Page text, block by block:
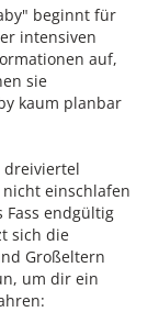
beginnt für
intensiven
auf,
sie
kaum planbar
dreiviertel
einschlafen
Fass endgültig
sich die
Großeltern
um dir ein